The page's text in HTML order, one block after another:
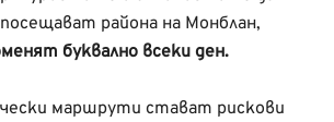
района на Монблан,
буквално всеки ден.
маршрути стават рискови